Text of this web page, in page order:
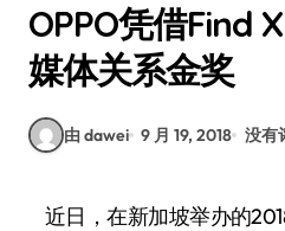
OPPO凭借Find
媒体关系金奖
由 dawei 9 月 19, 2018 没有
近日，在新加坡举办的2018年SABRE Awards亚太